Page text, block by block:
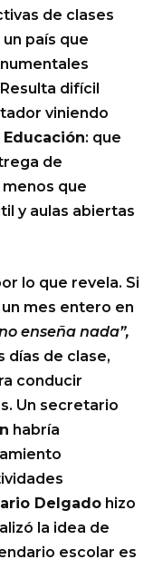
de clases
país que
difícil
viniendo
Educación: que
de
que
y aulas abiertas
lo que revela. Si
mes entero en
enseña nada”,
días de clase,
conducir
Un secretario
habría
Delgado hizo
la idea de
escolar es